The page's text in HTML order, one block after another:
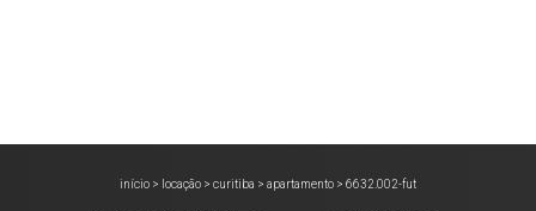
início > locação > curitiba > apartamento > 6632.002-fut